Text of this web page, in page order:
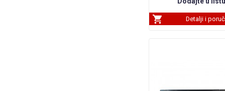
Detalji i